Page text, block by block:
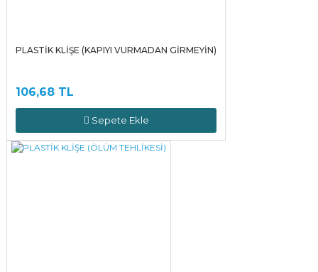
PLASTİK KLİŞE (KAPIYI VURMADAN GİRMEYİN)
106,68 TL
Sepete Ekle